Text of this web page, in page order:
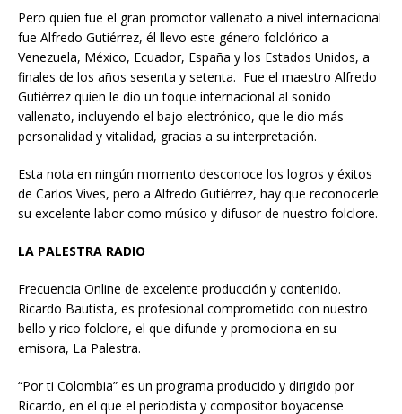
Pero quien fue el gran promotor vallenato a nivel internacional
fue Alfredo Gutiérrez, él llevo este género folclórico a
Venezuela, México, Ecuador, España y los Estados Unidos, a
finales de los años sesenta y setenta. Fue el maestro Alfredo
Gutiérrez quien le dio un toque internacional al sonido
vallenato, incluyendo el bajo electrónico, que le dio más
personalidad y vitalidad, gracias a su interpretación.
Esta nota en ningún momento desconoce los logros y éxitos
de Carlos Vives, pero a Alfredo Gutiérrez, hay que reconocerle
su excelente labor como músico y difusor de nuestro folclore.
LA PALESTRA RADIO
Frecuencia Online de excelente producción y contenido.
Ricardo Bautista, es profesional comprometido con nuestro
bello y rico folclore, el que difunde y promociona en su
emisora, La Palestra.
“Por ti Colombia” es un programa producido y dirigido por
Ricardo, en el que el periodista y compositor boyacense